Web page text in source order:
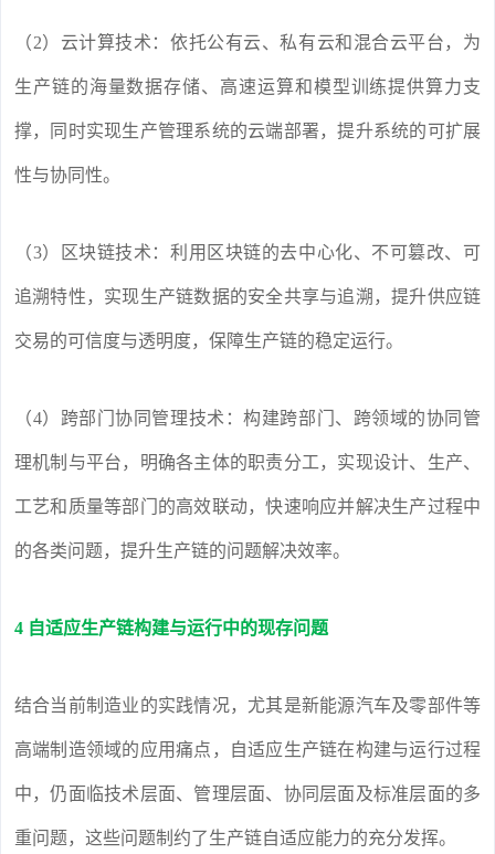
（2）云计算技术：依托公有云、私有云和混合云平台，为
生产链的海量数据存储、高速运算和模型训练提供算力支
撑，同时实现生产管理系统的云端部署，提升系统的可扩展
性与协同性。
（3）区块链技术：利用区块链的去中心化、不可篡改、可
追溯特性，实现生产链数据的安全共享与追溯，提升供应链
交易的可信度与透明度，保障生产链的稳定运行。
（4）跨部门协同管理技术：构建跨部门、跨领域的协同管
理机制与平台，明确各主体的职责分工，实现设计、生产、
工艺和质量等部门的高效联动，快速响应并解决生产过程中
的各类问题，提升生产链的问题解决效率。
4 自适应生产链构建与运行中的现存问题
结合当前制造业的实践情况，尤其是新能源汽车及零部件等
高端制造领域的应用痛点，自适应生产链在构建与运行过程
中，仍面临技术层面、管理层面、协同层面及标准层面的多
重问题，这些问题制约了生产链自适应能力的充分发挥。